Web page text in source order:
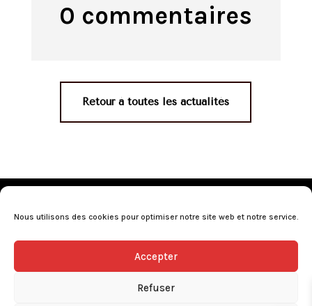
Nous utilisons des cookies pour optimiser notre site web et notre service.
Accepter
Refuser
0 commentaires
Retour à toutes les actualités
Conditions générales de vente•Nos revendeurs•
L’abus d’alcool est dangereux pour la santé, consommez avec